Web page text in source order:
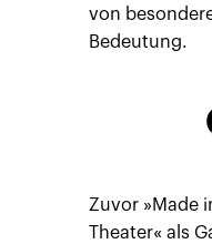
von
Bedeutung.
Zuvor »Made
Theater« als